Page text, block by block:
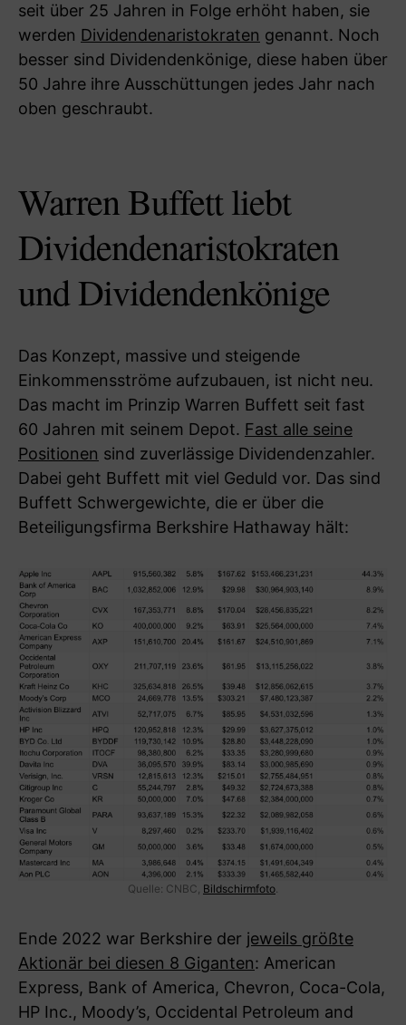
seit über 25 Jahren in Folge erhöht haben, sie
werden Dividendenaristokraten genannt. Noch
besser sind Dividendenkönige, diese haben über
50 Jahre ihre Ausschüttungen jedes Jahr nach
oben geschraubt.
Warren Buffett liebt
Dividendenaristokraten
und Dividendenkönige
Das Konzept, massive und steigende
Einkommensströme aufzubauen, ist nicht neu.
Das macht im Prinzip Warren Buffett seit fast
60 Jahren mit seinem Depot. Fast alle seine
Positionen sind zuverlässige Dividendenzahler.
Dabei geht Buffett mit viel Geduld vor. Das sind
Buffett Schwergewichte, die er über die
Beteiligungsfirma Berkshire Hathaway hält:
Quelle: CNBC, Bildschirmfoto.
Ende 2022 war Berkshire der jeweils größte
Aktionär bei diesen 8 Giganten: American
Express, Bank of America, Chevron, Coca-Cola,
HP Inc., Moody’s, Occidental Petroleum and